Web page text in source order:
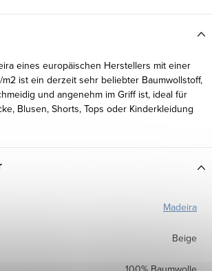
eines europäischen Herstellers mit einer
m2 ist ein derzeit sehr beliebter Baumwollstoff,
und angenehm im Griff ist, ideal für
Blusen, Shorts, Tops oder Kinderkleidung
Madeira
Beige